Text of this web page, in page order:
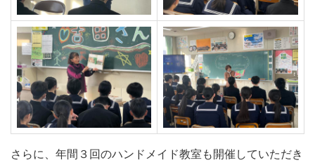
さらに、年間３回のハンドメイド教室も開催していただき